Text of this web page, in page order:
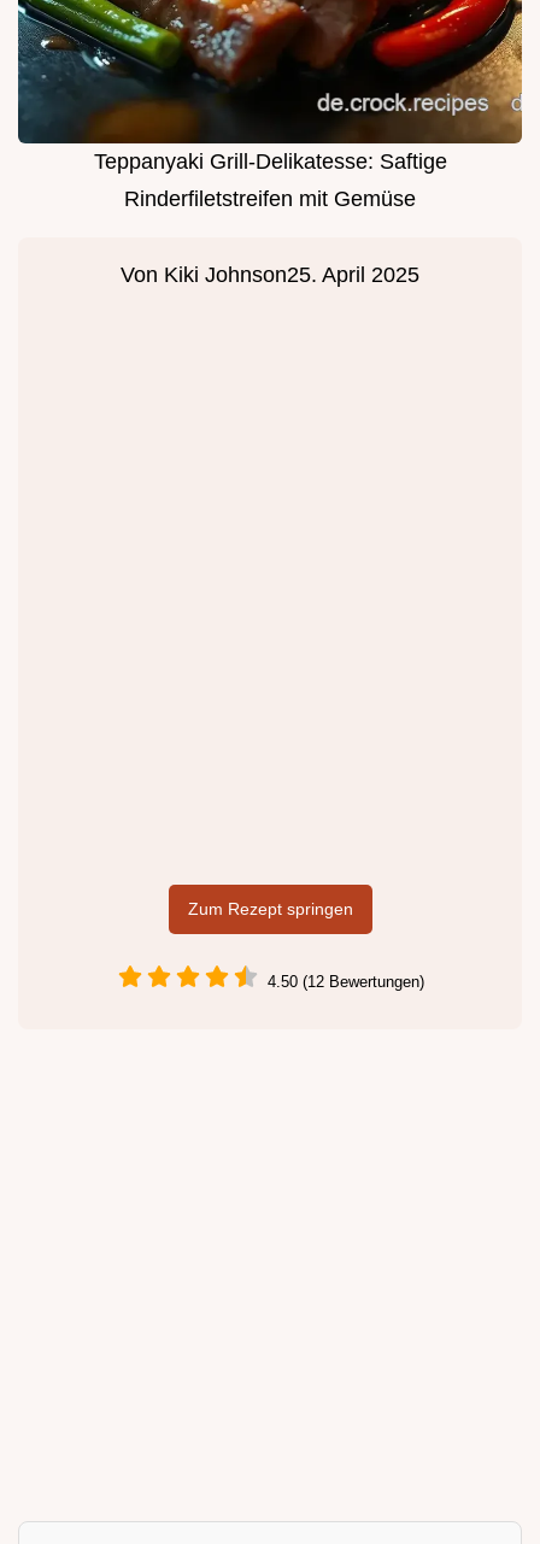
Teppanyaki Grill-Delikatesse: Saftige
Rinderfiletstreifen mit Gemüse
Von Kiki Johnson25. April 2025
Zum Rezept springen
4.50 (12 Bewertungen)